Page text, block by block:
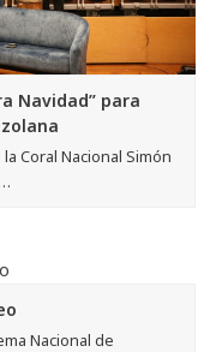
Navidad” para
Coral Nacional Simón
Nacional de